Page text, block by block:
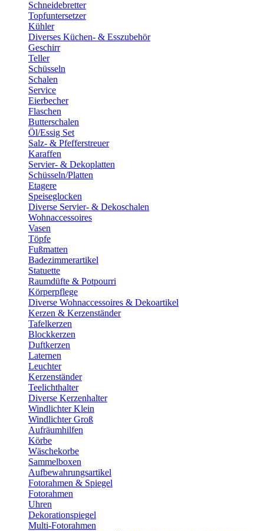
Schneidebretter
Topfuntersetzer
Kühler
Diverses Küchen- & Esszubehör
Geschirr
Teller
Schüsseln
Schalen
Service
Eierbecher
Flaschen
Butterschalen
Öl/Essig Set
Salz- & Pfefferstreuer
Karaffen
Servier- & Dekoplatten
Schüsseln/Platten
Etagere
Speiseglocken
Diverse Servier- & Dekoschalen
Wohnaccessoires
Vasen
Töpfe
Fußmatten
Badezimmerartikel
Statuette
Raumdüfte & Potpourri
Körperpflege
Diverse Wohnaccessoires & Dekoartikel
Kerzen & Kerzenständer
Tafelkerzen
Blockkerzen
Duftkerzen
Laternen
Leuchter
Kerzenständer
Teelichthalter
Diverse Kerzenhalter
Windlichter Klein
Windlichter Groß
Aufräumhilfen
Körbe
Wäschekorbe
Sammelboxen
Aufbewahrungsartikel
Fotorahmen & Spiegel
Fotorahmen
Uhren
Dekorationspiegel
Multi-Fotorahmen